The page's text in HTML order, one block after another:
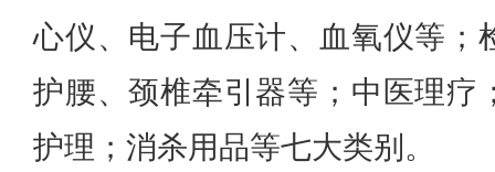
心仪、电子血压计、血氧仪等；
护腰、颈椎牵引器等；中医理疗
护理；消杀用品等七大类别。